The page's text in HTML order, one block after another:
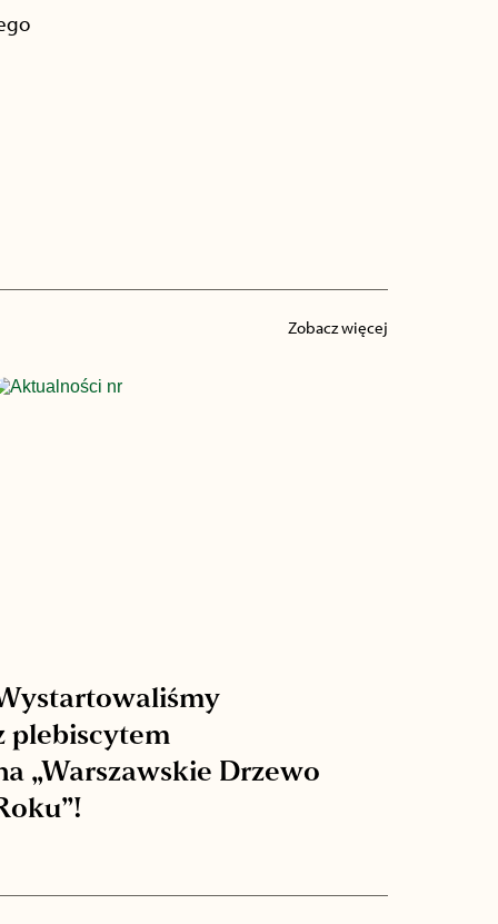
Zobacz więcej
plebiscytem
„Warszawskie Drzewo